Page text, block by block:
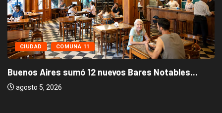
CIUDAD COMUNA 11
Buenos Aires sumó 12 nuevos Bares Notables...
agosto 5, 2026